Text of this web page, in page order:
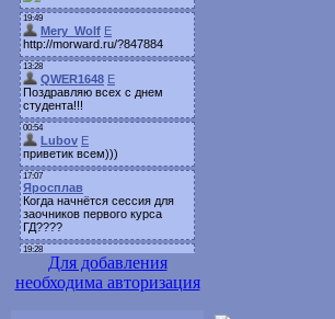
Для добавления
необходима авторизация